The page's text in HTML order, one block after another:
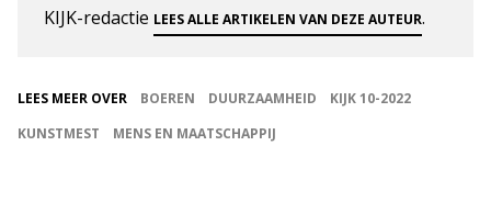
KIJK-redactie LEES ALLE ARTIKELEN VAN DEZE AUTEUR.
LEES MEER OVER BOEREN DUURZAAMHEID
KIJK 10-2022
KUNSTMEST
MENS EN MAATSCHAPPIJ